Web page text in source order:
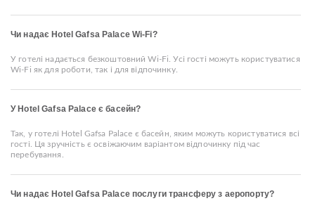
Чи надає Hotel Gafsa Palace Wi-Fi?
У готелі надається безкоштовний Wi-Fi. Усі гості можуть користуватися
Wi-Fi як для роботи, так і для відпочинку.
У Hotel Gafsa Palace є басейн?
Так, у готелі Hotel Gafsa Palace є басейн, яким можуть користуватися всі
гості. Ця зручність є освіжаючим варіантом відпочинку під час
перебування.
Чи надає Hotel Gafsa Palace послуги трансферу з аеропорту?